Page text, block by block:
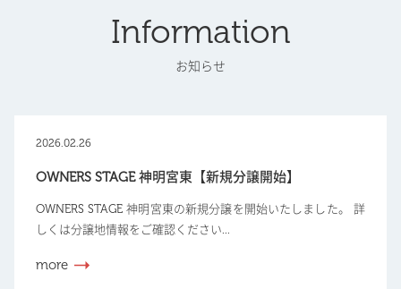
Information
お知らせ
2026.02.26
OWNERS STAGE 神明宮東【新規分譲開始】
OWNERS STAGE 神明宮東の新規分譲を開始いたしました。 詳
しくは分譲地情報をご確認ください...
more